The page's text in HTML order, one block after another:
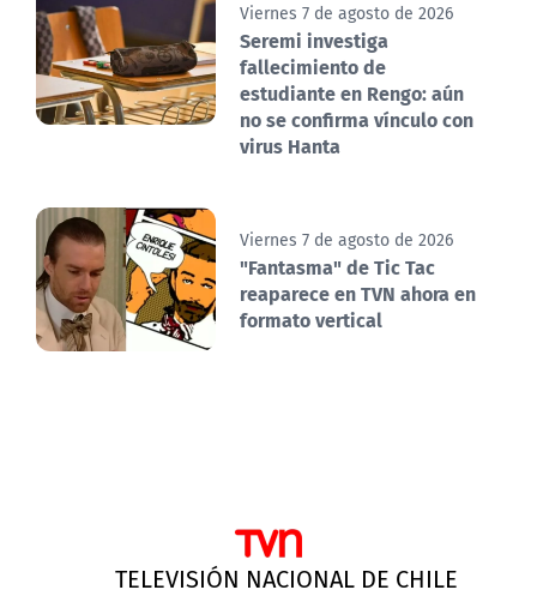
Viernes 7 de agosto de 2026
Seremi investiga
fallecimiento de
estudiante en Rengo: aún
no se confirma vínculo con
virus Hanta
Viernes 7 de agosto de 2026
"Fantasma" de Tic Tac
reaparece en TVN ahora en
formato vertical
TELEVISIÓN NACIONAL DE CHILE